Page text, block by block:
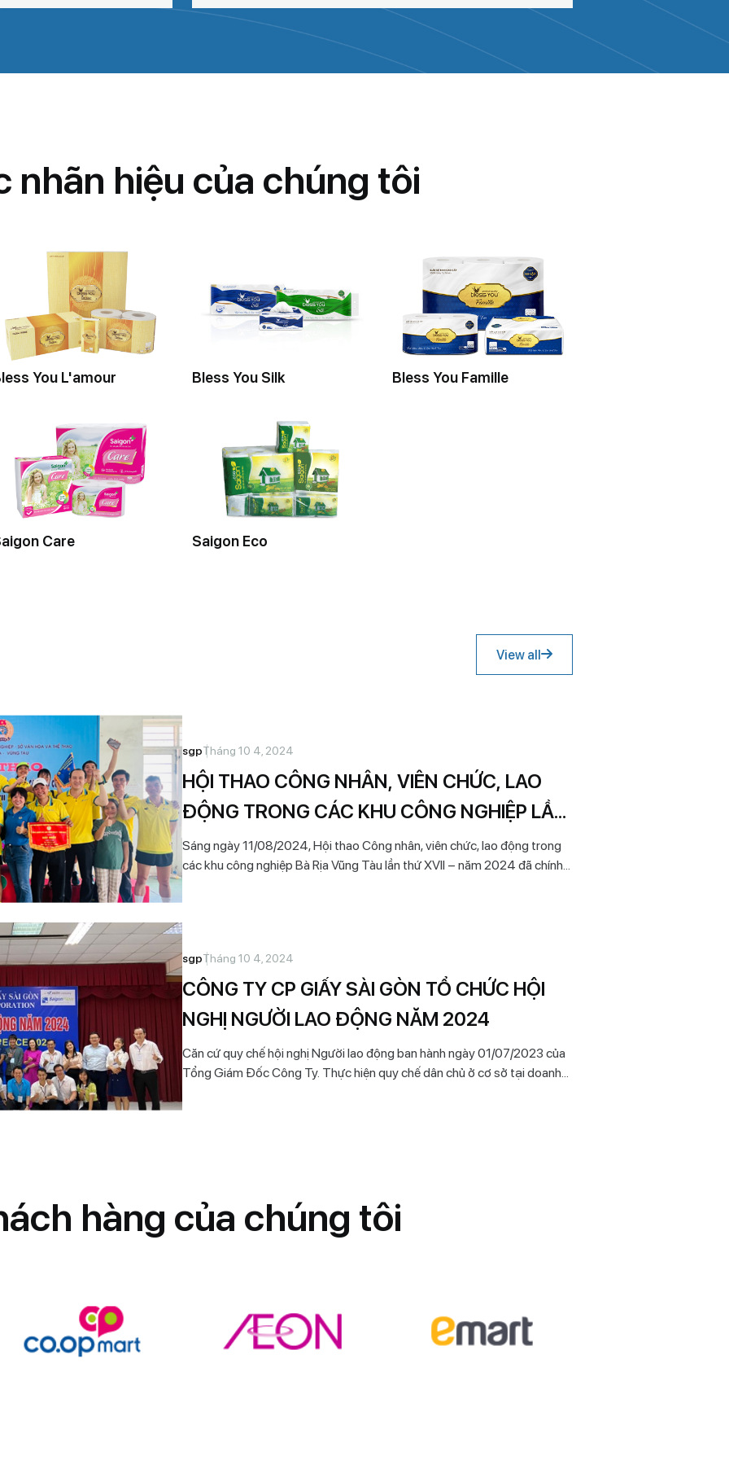
nhãn hiệu của chúng tôi
You L'amour Bless You Silk Bless You Famille
Care Saigon Eco
View all
sgpTháng 10 4, 2024
HỘI THAO CÔNG NHÂN, VIÊN CHỨC, LAO
ĐỘNG TRONG CÁC KHU CÔNG NGHIỆP LẦN
THỨ XVIII – NĂM 2024
Sáng ngày 11/08/2024, Hội thao Công nhân, viên chức, lao động trong
các khu công nghiệp Bà Rịa Vũng Tàu lần thứ XVII – năm 2024 đã chính
sgpTháng 10 4, 2024
CÔNG TY CP GIẤY SÀI GÒN TỔ CHỨC HỘI
NGHỊ NGƯỜI LAO ĐỘNG NĂM 2024
Căn cứ quy chế hội nghị Người lao động ban hành ngày 01/07/2023 của
Tổng Giám Đốc Công Ty. Thực hiện quy chế dân chủ ở cơ sở tại doanh
ách hàng của chúng tôi